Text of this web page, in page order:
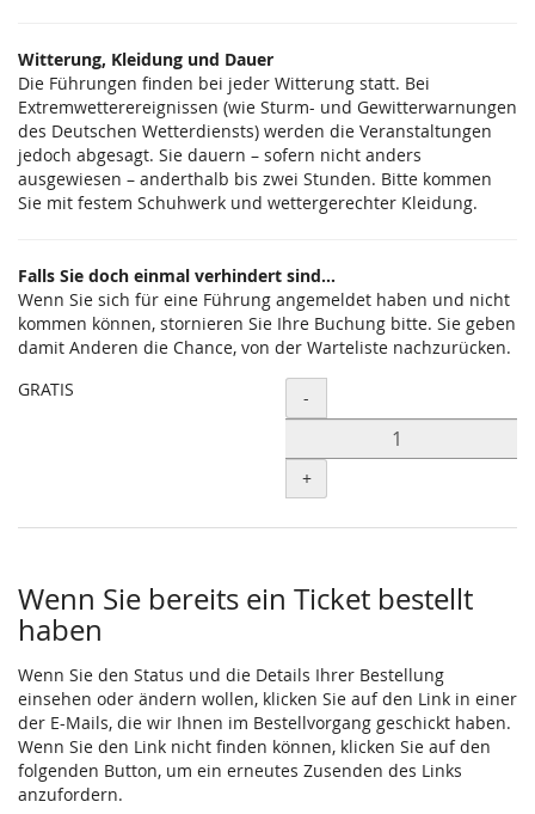
Witterung, Kleidung und Dauer
Die Führungen finden bei jeder Witterung statt. Bei
Extremwetterereignissen (wie Sturm- und Gewitterwarnungen
des Deutschen Wetterdiensts) werden die Veranstaltungen
jedoch abgesagt. Sie dauern – sofern nicht anders
ausgewiesen – anderthalb bis zwei Stunden. Bitte kommen
Sie mit festem Schuhwerk und wettergerechter Kleidung.
Falls Sie doch einmal verhindert sind...
Wenn Sie sich für eine Führung angemeldet haben und nicht
kommen können, stornieren Sie Ihre Buchung bitte. Sie geben
damit Anderen die Chance, von der Warteliste nachzurücken.
GRATIS
Menge
-
+
Wenn Sie bereits ein Ticket bestellt
haben
Wenn Sie den Status und die Details Ihrer Bestellung
einsehen oder ändern wollen, klicken Sie auf den Link in einer
der E-Mails, die wir Ihnen im Bestellvorgang geschickt haben.
Wenn Sie den Link nicht finden können, klicken Sie auf den
folgenden Button, um ein erneutes Zusenden des Links
anzufordern.